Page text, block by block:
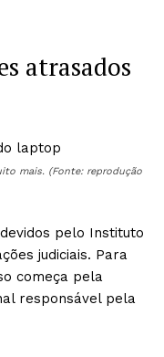
atrasados
mais. (Fonte: reprodução
pelo Instituto
judiciais. Para
começa pela
responsável pela